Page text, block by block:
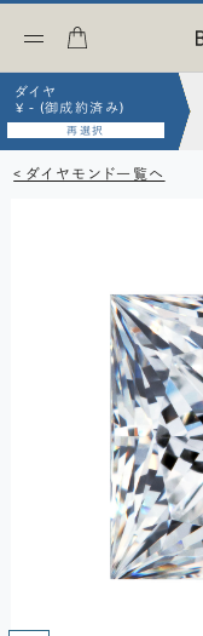
ダイヤ
¥ - (御成約済み)
再選択
< ダイヤモンド一覧へ